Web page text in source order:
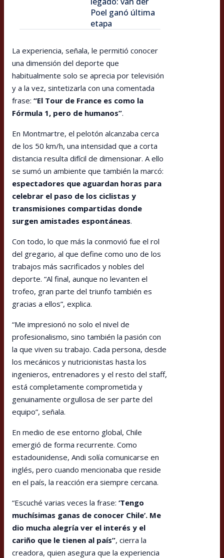
Poel ganó última
etapa
La experiencia, señala, le permitió conocer
una dimensión del deporte que
habitualmente solo se aprecia por televisión
y a la vez, sintetizarla con una comentada
frase: “El Tour de France es como la
Fórmula 1, pero de humanos”.
En Montmartre, el pelotón alcanzaba cerca
de los 50 km/h, una intensidad que a corta
distancia resulta difícil de dimensionar. A ello
se sumó un ambiente que también la marcó:
espectadores que aguardan horas para
celebrar el paso de los ciclistas y
transmisiones compartidas donde
surgen amistades espontáneas.
Con todo, lo que más la conmovió fue el rol
del gregario, al que define como uno de los
trabajos más sacrificados y nobles del
deporte. “Al final, aunque no levanten el
trofeo, gran parte del triunfo también es
gracias a ellos”, explica.
“Me impresionó no solo el nivel de
profesionalismo, sino también la pasión con
la que viven su trabajo. Cada persona, desde
los mecánicos y nutricionistas hasta los
ingenieros, entrenadores y el resto del staff,
está completamente comprometida y
genuinamente orgullosa de ser parte del
equipo”, señala.
En medio de ese entorno global, Chile
emergió de forma recurrente. Como
estadounidense, Andi solía comunicarse en
inglés, pero cuando mencionaba que reside
en el país, la reacción era siempre cercana.
“Escuché varias veces la frase: ‘Tengo
muchísimas ganas de conocer Chile’. Me
dio mucha alegría ver el interés y el
cariño que le tienen al país”, cierra la
creadora, quien asegura que la experiencia